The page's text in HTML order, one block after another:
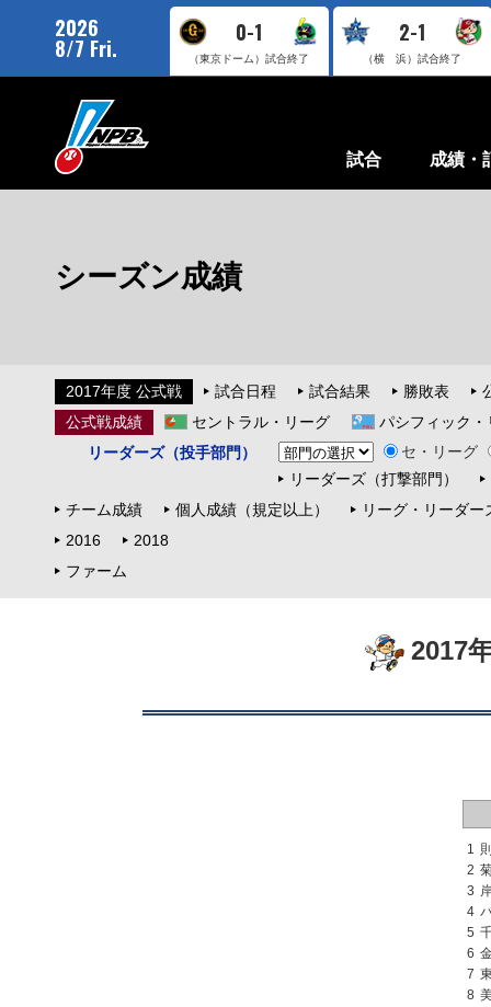
2026
8/7 Fri.
0-1
（東京ドーム）試合終了
2-1
（横 浜）試合終了
試合 成績・
シーズン成績
2017年度 公式戦 試合日程 試合結果 勝敗表
公式戦成績
セントラル・リーグ
パシフィック・
リーダーズ（投手部門）
セ・リーグ
リーダーズ（打撃部門）
チーム成績
個人成績（規定以上）
リーグ・リーダー
2016
2018
ファーム
2017
1
2
3
4
5
6
7
8